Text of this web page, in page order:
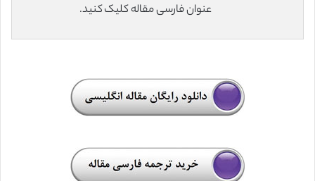
عنوان فارسی مقاله کلیک کنید.